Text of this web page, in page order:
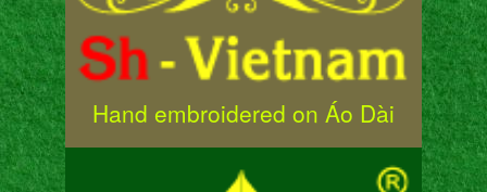
Hand embroidered on Áo Dài